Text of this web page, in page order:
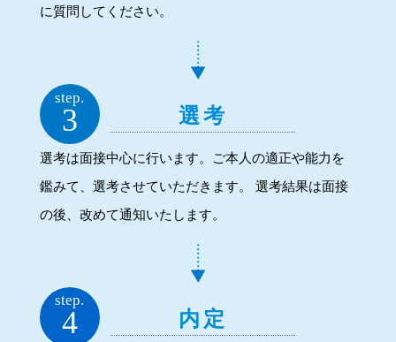
に質問してください。
step.
3 選考
選考は面接中心に行います。ご本人の適正や能力を
鑑みて、選考させていただきます。 選考結果は面接
の後、改めて通知いたします。
step.
4 内定